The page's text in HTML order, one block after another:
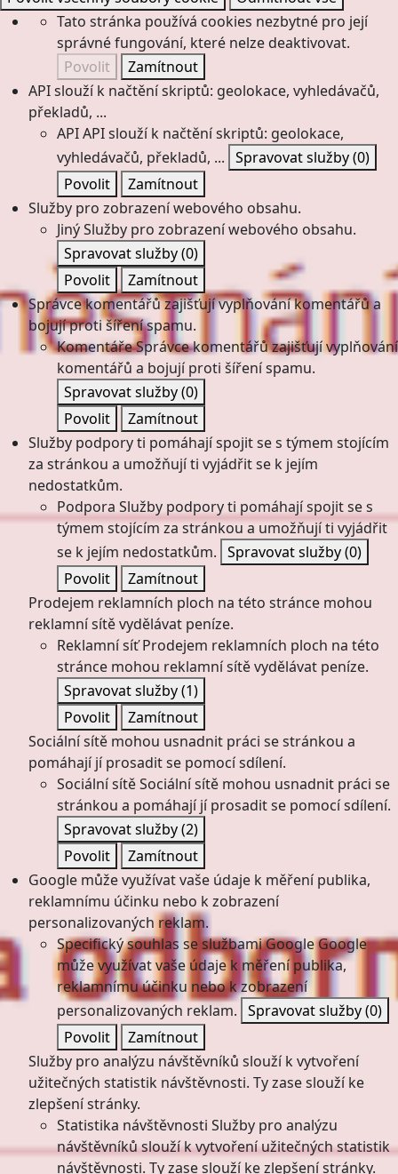
Tato stránka používá cookies nezbytné pro její
správné fungování, které nelze deaktivovat.
Povolit
Zamítnout
API slouží k načtění skriptů: geolokace, vyhledávačů,
překladů, ...
APIAPI slouží k načtění skriptů: geolokace,
vyhledávačů, překladů, ... Spravovat služby(0)
Povolit
Zamítnout
Služby pro zobrazení webového obsahu.
JinýSlužby pro zobrazení webového obsahu.
Spravovat služby(0)
Povolit
Zamítnout
Správce komentářů zajišťují vyplňování komentářů a
bojují proti šíření spamu.
KomentářeSprávce komentářů zajišťují vyplňování
komentářů a bojují proti šíření spamu.
Spravovat služby(0)
Povolit
Zamítnout
Služby podpory ti pomáhají spojit se s týmem stojícím
za stránkou a umožňují ti vyjádřit se k jejím
nedostatkům.
Podpora Služby podpory ti pomáhají spojit se s
týmem stojícím za stránkou a umožňují ti vyjádřit
se k jejím nedostatkům. Spravovat služby(0)
Povolit
Zamítnout
Prodejem reklamních ploch na této stránce mohou
reklamní sítě vydělávat peníze.
Reklamní síť Prodejem reklamních ploch na této
stránce mohou reklamní sítě vydělávat peníze.
Spravovat služby(1)
Povolit
Zamítnout
Sociální sítě mohou usnadnit práci se stránkou a
pomáhají jí prosadit se pomocí sdílení.
Sociální sítěSociální sítě mohou usnadnit práci se
stránkou a pomáhají jí prosadit se pomocí sdílení.
Spravovat služby(2)
Povolit
Zamítnout
Google může využívat vaše údaje k měření publika,
reklamnímu účinku nebo k zobrazení
personalizovaných reklam.
Specifický souhlas se službami GoogleGoogle
může využívat vaše údaje k měření publika,
reklamnímu účinku nebo k zobrazení
personalizovaných reklam. Spravovat služby(0)
Povolit
Zamítnout
Služby pro analýzu návštěvníků slouží k vytvoření
užitečných statistik návštěvnosti. Ty zase slouží ke
zlepšení stránky.
Statistika návštěvnosti Služby pro analýzu
návštěvníků slouží k vytvoření užitečných statistik
návštěvnosti. Ty zase slouží ke zlepšení stránky.